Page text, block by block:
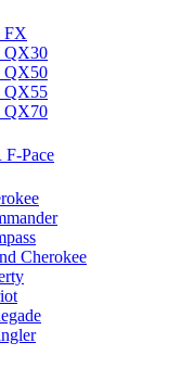
FX
QX30
QX50
QX55
QX70
Pace
Cherokee